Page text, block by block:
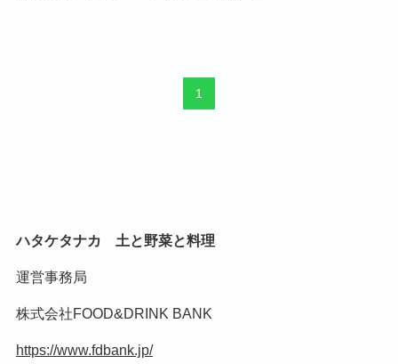
1
ハタケタナカ 土と野菜と料理
運営事務局
株式会社FOOD&DRINK BANK
https://www.fdbank.jp/